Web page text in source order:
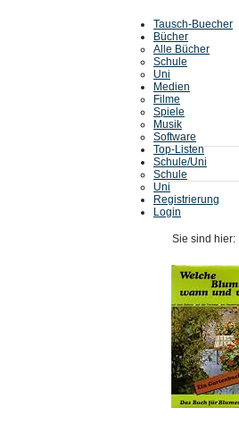
Tausch-Buecher
Bücher
Alle Bücher
Schule
Uni
Medien
Filme
Spiele
Musik
Software
Top-Listen
Schule/Uni
Schule
Uni
Registrierung
Login
Sie sind hier: